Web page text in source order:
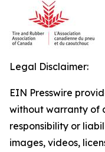
Legal Disclaimer:
EIN Presswire
without warranty of
responsibility or
images, videos,